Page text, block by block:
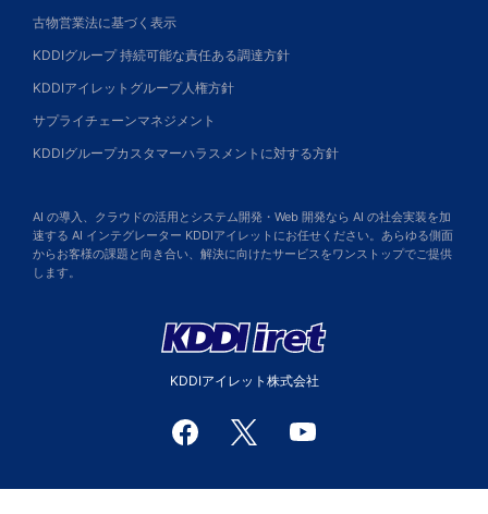
古物営業法に基づく表示
KDDIグループ 持続可能な責任ある調達方針
KDDIアイレットグループ人権方針
サプライチェーンマネジメント
KDDIグループカスタマーハラスメントに対する方針
AI の導入、クラウドの活用とシステム開発・Web 開発なら AI の社会実装を加
速する AI インテグレーター KDDIアイレットにお任せください。あらゆる側面
からお客様の課題と向き合い、解決に向けたサービスをワンストップでご提供
します。
KDDIアイレット株式会社